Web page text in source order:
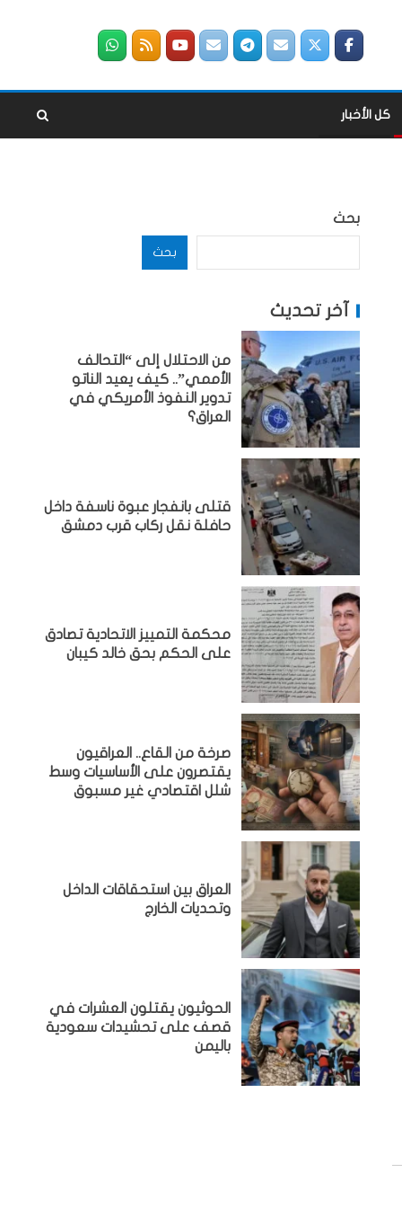
كل الأخبار
بحث
بحث
آخر تحديث
من الاحتلال إلى “التحالف
الأممي”.. كيف يعيد الناتو
تدوير النفوذ الأمريكي في
العراق؟
قتلى بانفجار عبوة ناسفة داخل
حافلة نقل ركاب قرب دمشق
محكمة التمييز الاتحادية تصادق
على الحكم بحق خالد كيبان
صرخة من القاع.. العراقيون
يقتصرون على الأساسيات وسط
شلل اقتصادي غير مسبوق
‏العراق بين استحقاقات الداخل
وتحديات الخارج
الحوثيون يقتلون العشرات في
قصف على تحشيدات سعودية
باليمن